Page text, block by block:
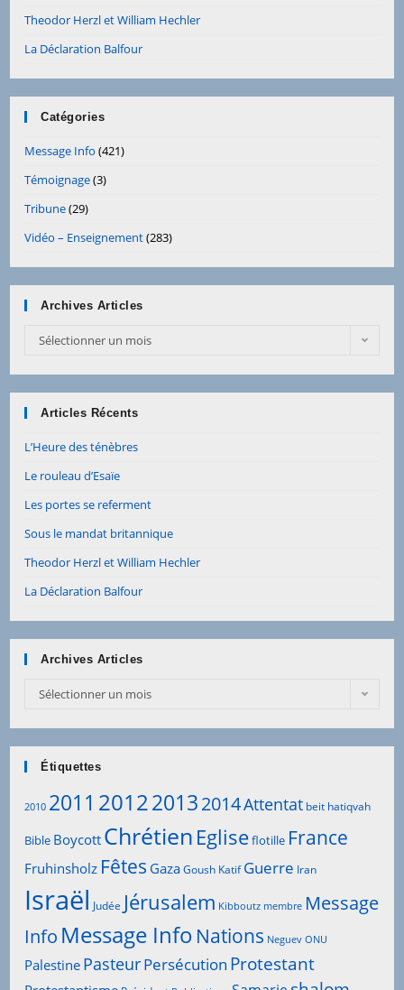
Theodor Herzl et William Hechler
La Déclaration Balfour
Catégories
Message Info (421)
Témoignage(3)
Tribune(29)
Vidéo – Enseignement(283)
Archives Articles
Archives
Sélectionner un mois
Articles Récents
L’Heure des ténèbres
Le rouleau d’Esaïe
Les portes se referment
Sous le mandat britannique
Theodor Herzl et William Hechler
La Déclaration Balfour
Archives Articles
Archives
Sélectionner un mois
Étiquettes
2010 2011 201220132014Attentat beit hatiqvah
Bible Boycott Chrétien Egliseflotille France
Fruhinsholz Fêtes GazaGoush Katif Guerre Iran
Israël Judée Jérusalem Kibboutz membre Message
Info Message Info Nations Neguev ONU
Palestine PasteurPersécution Protestant